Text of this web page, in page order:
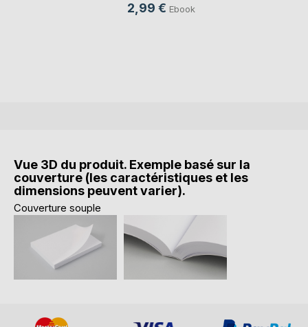
2,99 € Ebook
Vue 3D du produit. Exemple basé sur la
couverture (les caractéristiques et les
dimensions peuvent varier).
Couverture souple